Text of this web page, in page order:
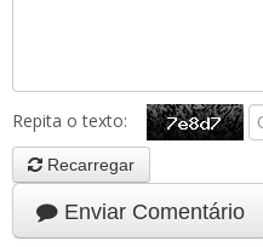
Repita o texto:
Recarregar
Enviar Comentário